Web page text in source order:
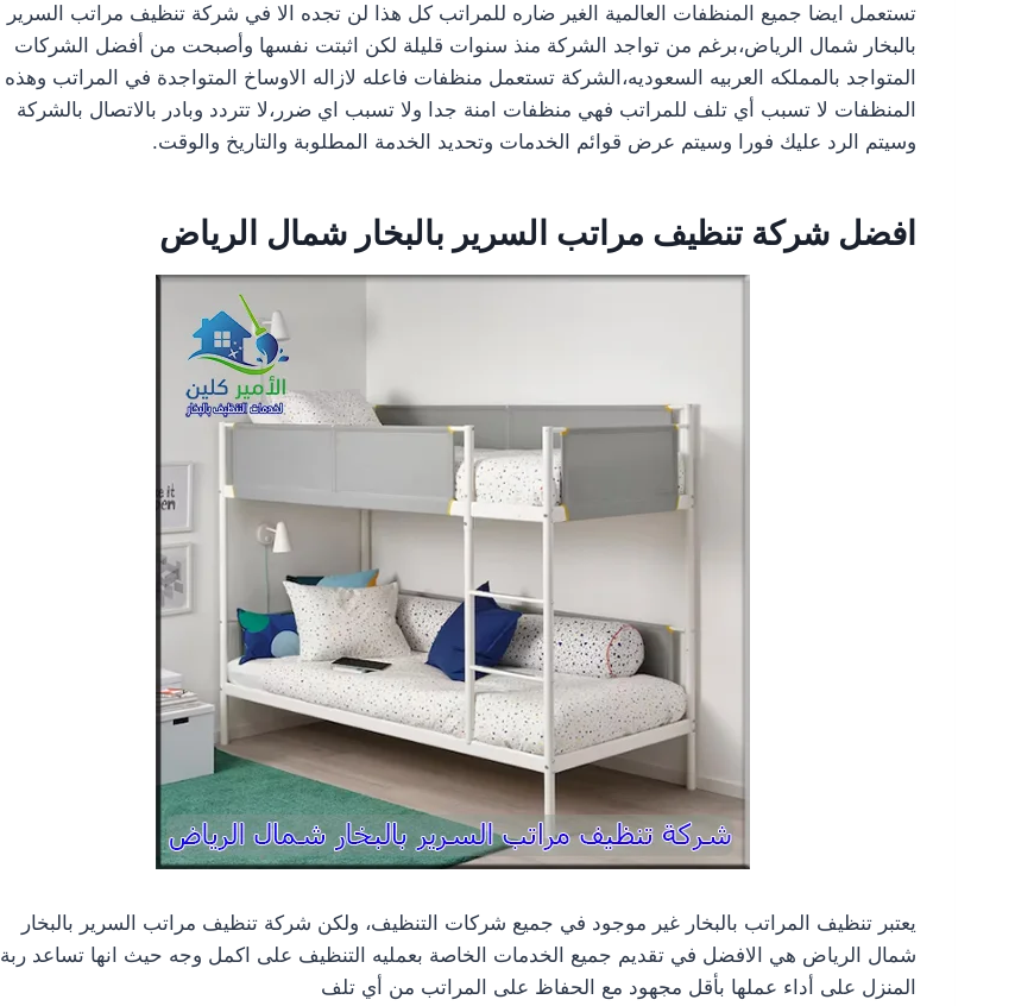
تستعمل ايضا جميع المنظفات العالمية الغير ضاره للمراتب كل هذا لن تجده الا في شركة تنظيف مراتب السرير
بالبخار شمال الرياض،برغم من تواجد الشركة منذ سنوات قليلة لكن اثبتت نفسها وأصبحت من أفضل الشركات
المتواجد بالمملكه العربيه السعوديه،الشركة تستعمل منظفات فاعله لازاله الاوساخ المتواجدة في المراتب وهذه
المنظفات لا تسبب أي تلف للمراتب فهي منظفات امنة جدا ولا تسبب اي ضرر،لا تتردد وبادر بالاتصال بالشركة
وسيتم الرد عليك فورا وسيتم عرض قوائم الخدمات وتحديد الخدمة المطلوبة والتاريخ والوقت.
افضل شركة تنظيف مراتب السرير بالبخار شمال الرياض
يعتبر تنظيف المراتب بالبخار غير موجود في جميع شركات التنظيف، ولكن شركة تنظيف مراتب السرير بالبخار
شمال الرياض هي الافضل في تقديم جميع الخدمات الخاصة بعمليه التنظيف على اكمل وجه حيث انها تساعد ربة
المنزل على أداء عملها بأقل مجهود مع الحفاظ على المراتب من أي تلف